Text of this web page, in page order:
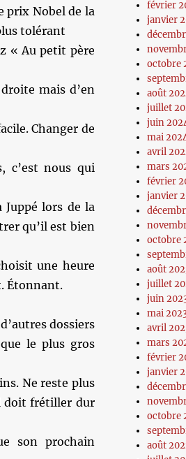
prix Nobel de la
tolérant
« Au petit père
mais d’en
Changer de
c’est nous qui
lors de la
qu’il est bien
une heure
Étonnant.
dossiers
le plus gros
Ne reste plus
doit frétiller dur
son prochain
février
janvier
octobre
août
juillet
juin
mai
avril
mars
février
janvier
octobre
août
juillet
juin
mai
avril
mars
février
janvier
octobre
août